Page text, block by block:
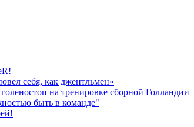
себя, как джентльмен»
на тренировке сборной Голландии
быть в команде"